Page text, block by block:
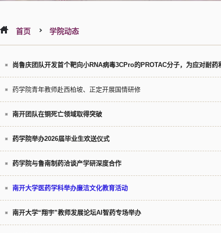
首页 学院动态
尚鲁庆团队开发首个靶向小RNA病毒3CPro的PROTAC分子，为应对耐
药学院青年教师赴西柏坡、正定开展国情研修
南开团队在铜死亡领域取得突破
药学院举办2026届毕业生欢送仪式
药学院与鲁南制药洽谈产学研深度合作
南开大学医药学科举办廉洁文化教育活动
南开大学“翔宇”教师发展论坛AI智药专场举办